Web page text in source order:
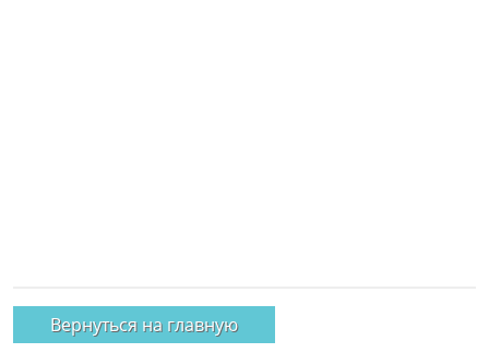
Вернуться на главную